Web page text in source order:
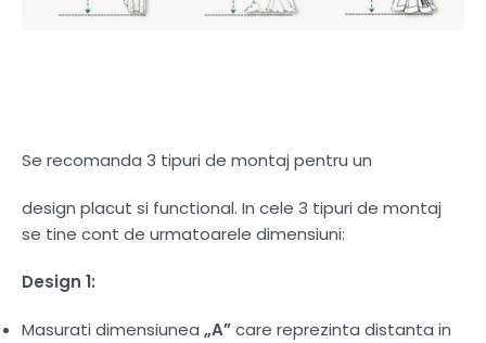
Se recomanda 3 tipuri de montaj pentru un
design placut si functional. In cele 3 tipuri de montaj
se tine cont de urmatoarele dimensiuni:
Design 1:
Masurati dimensiunea „A”care reprezinta distanta in